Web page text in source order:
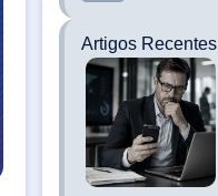
Artigos Recentes